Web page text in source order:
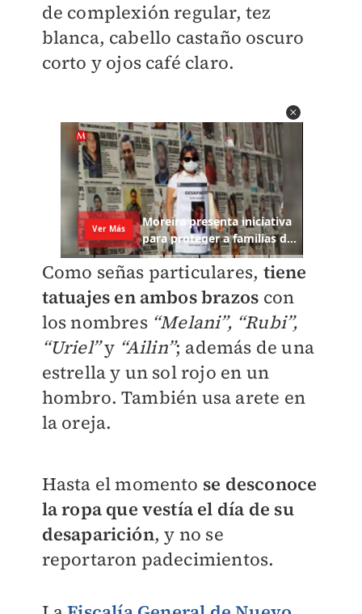
de complexión regular, tez
blanca, cabello castaño oscuro
corto y ojos café claro.
Como señas particulares, tiene
tatuajes en ambos brazos con
los nombres “Melani”, “Rubi”,
“Uriel”y “Ailin”; además de una
estrella y un sol rojo en un
hombro. También usa arete en
la oreja.
Hasta el momento se desconoce
la ropa que vestía el día de su
desaparición, y no se
reportaron padecimientos.